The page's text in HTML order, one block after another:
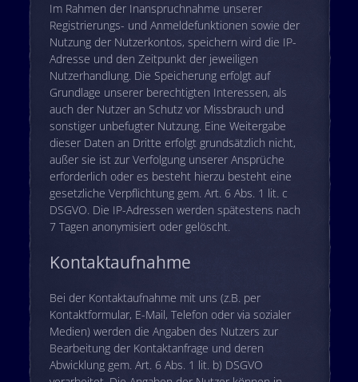
Im Rahmen der Inanspruchnahme unserer
Registrierungs- und Anmeldefunktionen sowie der
Nutzung der Nutzerkontos, speichern wird die IP-
Adresse und den Zeitpunkt der jeweiligen
Nutzerhandlung. Die Speicherung erfolgt auf
Grundlage unserer berechtigten Interessen, als
auch der Nutzer an Schutz vor Missbrauch und
sonstiger unbefugter Nutzung. Eine Weitergabe
dieser Daten an Dritte erfolgt grundsätzlich nicht,
außer sie ist zur Verfolgung unserer Ansprüche
erforderlich oder es besteht hierzu besteht eine
gesetzliche Verpflichtung gem. Art. 6 Abs. 1 lit. c
DSGVO. Die IP-Adressen werden spätestens nach
7 Tagen anonymisiert oder gelöscht.
Kontaktaufnahme
Bei der Kontaktaufnahme mit uns (z.B. per
Kontaktformular, E-Mail, Telefon oder via sozialer
Medien) werden die Angaben des Nutzers zur
Bearbeitung der Kontaktanfrage und deren
Abwicklung gem. Art. 6 Abs. 1 lit. b) DSGVO